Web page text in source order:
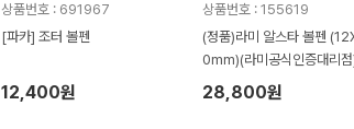
상품번호 : 691967
[파카] 조터 볼펜
12,400원
상품번호 : 155619
(정품)라미 알스타 볼펜
0mm)(라미공식인증대리
28,800원